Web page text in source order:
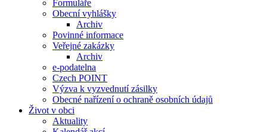
Formuláře
Obecní vyhlášky
Archiv
Povinné informace
Veřejné zakázky
Archiv
e-podatelna
Czech POINT
Výzva k vyzvednutí zásilky
Obecné nařízení o ochraně osobních údajů
Život v obci
Aktuality